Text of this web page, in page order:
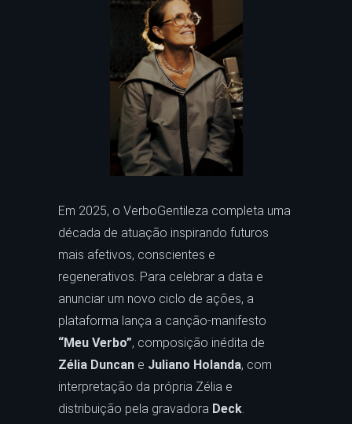
Em 2025, o VerboGentileza completa uma
década de atuação inspirando futuros
mais afetivos, conscientes e
regenerativos. Para celebrar a data e
anunciar um novo ciclo de ações, a
plataforma lança a canção-manifesto
“Meu Verbo”, composição inédita de
Zélia Duncan e Juliano Holanda, com
interpretação da própria Zélia e
distribuição pela gravadora Deck.